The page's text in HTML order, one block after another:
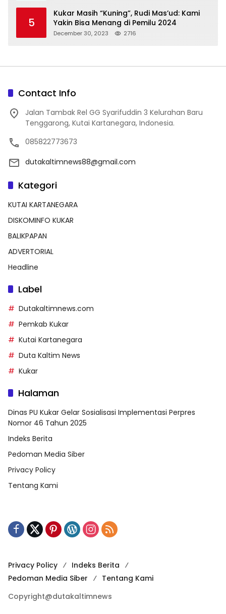
5
Kukar Masih “Kuning”, Rudi Mas’ud: Kami
Yakin Bisa Menang di Pemilu 2024
December 30, 2023 2716
Contact Info
Jalan Tambak Rel GG Syarifuddin 3 Kelurahan Baru
Tenggarong, Kutai Kartanegara, Indonesia.
085822773673
dutakaltimnews88@gmail.com
Kategori
KUTAI KARTANEGARA
DISKOMINFO KUKAR
BALIKPAPAN
ADVERTORIAL
Headline
Label
Dutakaltimnews.com
Pemkab Kukar
Kutai Kartanegara
Duta Kaltim News
Kukar
Halaman
Dinas PU Kukar Gelar Sosialisasi Implementasi Perpres
Nomor 46 Tahun 2025
Indeks Berita
Pedoman Media Siber
Privacy Policy
Tentang Kami
Privacy Policy
Indeks Berita
Pedoman Media Siber
Tentang Kami
Copyright@dutakaltimnews